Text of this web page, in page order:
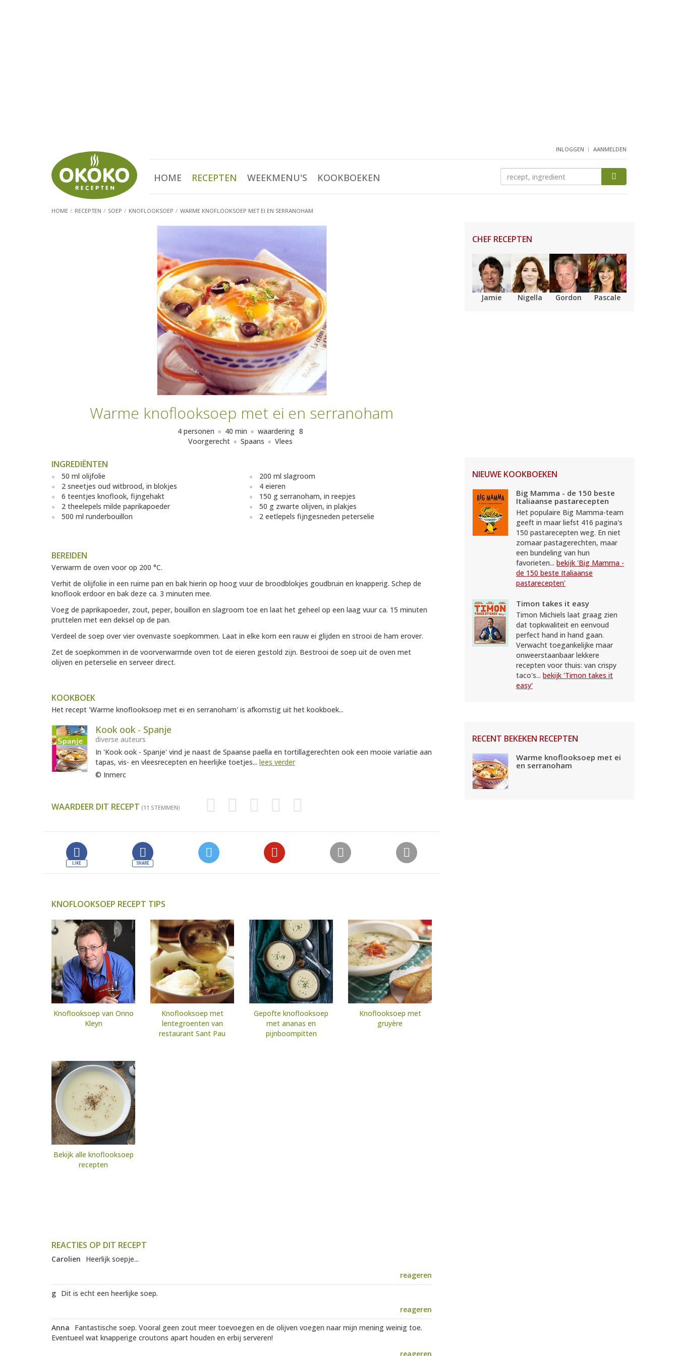
INLOGGEN AANMELDEN
HOME RECEPTEN WEEKMENU'S KOOKBOEKEN
HOME RECEPTEN SOEP KNOFLOOKSOEP WARME KNOFLOOKSOEP MET EI EN SERRANOHAM
Warme knoflooksoep met ei en serranoham
4 personen 40 min waardering 8
Voorgerecht
Spaans Vlees
INGREDIËNTEN
50 ml olijfolie
2 sneetjes oud witbrood, in blokjes
6 teentjes knoflook, fijngehakt
2 theelepels milde paprikapoeder
500 ml runderbouillon
200 ml slagroom
4 eieren
150 g serranoham, in reepjes
50 g zwarte olijven, in plakjes
2 eetlepels fijngesneden peterselie
BEREIDEN
Verwarm de oven voor op 200 °C.
Verhit de olijfolie in een ruime pan en bak hierin op hoog vuur de broodblokjes goudbruin en knapperig. Schep de
knoflook erdoor en bak deze ca. 3 minuten mee.
Voeg de paprikapoeder, zout, peper, bouillon en slagroom toe en laat het geheel op een laag vuur ca. 15 minuten
pruttelen met een deksel op de pan.
Verdeel de soep over vier ovenvaste soepkommen. Laat in elke kom een rauw ei glijden en strooi de ham erover.
Zet de soepkommen in de voorverwarmde oven tot de eieren gestold zijn. Bestrooi de soep uit de oven met
olijven en peterselie en serveer direct.
KOOKBOEK
Het recept 'Warme knoflooksoep met ei en serranoham' is afkomstig uit het kookboek...
Kook ook - Spanje
diverse auteurs
In 'Kook ook - Spanje' vind je naast de Spaanse paella en tortillagerechten ook een mooie variatie aan
tapas, vis- en vleesrecepten en heerlijke toetjes... lees verder
© Inmerc
WAARDEER DIT RECEPT (11 STEMMEN)
KNOFLOOKSOEP RECEPT TIPS
Knoflooksoep van Onno
Kleyn
Knoflooksoep met
lentegroenten van
restaurant Sant Pau
Gepofte knoflooksoep
met ananas en
pijnboompitten
Knoflooksoep met
gruyère
Bekijk alle knoflooksoep
recepten
REACTIES OP DIT RECEPT
Carolien
Heerlijk soepje...
reageren
g Dit is echt een heerlijke soep.
reageren
Anna
Fantastische soep. Vooral geen zout meer toevoegen en de olijven voegen naar mijn mening weinig toe.
Eventueel wat knapperige croutons apart houden en erbij serveren!
reageren
CHEF RECEPTEN
Jamie Nigella Gordon Pascale
NIEUWE KOOKBOEKEN
Big Mamma - de 150 beste
Italiaanse pastarecepten
Het populaire Big Mamma-team
geeft in maar liefst 416 pagina's
150 pastarecepten weg. En niet
zomaar pastagerechten, maar
een bundeling van hun
favorieten... bekijk 'Big Mamma -
de 150 beste Italiaanse
pastarecepten'
Timon takes it easy
Timon Michiels laat graag zien
dat topkwaliteit en eenvoud
perfect hand in hand gaan.
Verwacht toegankelijke maar
onweerstaanbaar lekkere
recepten voor thuis: van crispy
taco's... bekijk 'Timon takes it
easy'
RECENT BEKEKEN RECEPTEN
Warme knoflooksoep met ei
en serranoham